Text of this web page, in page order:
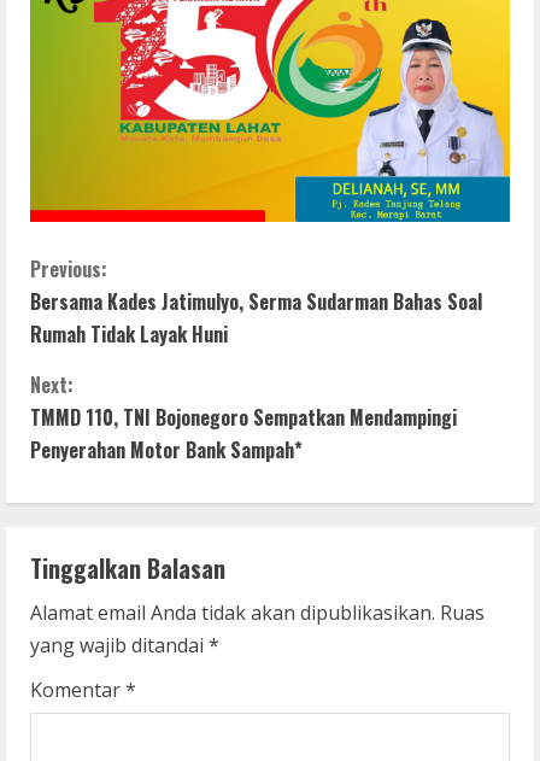
C
o
n
t
u
e
R
e
Previous:
Bersama Kades Jatimulyo, Serma Sudarman Bahas Soal
Rumah Tidak Layak Huni
Next:
TMMD 110, TNI Bojonegoro Sempatkan Mendampingi
Penyerahan Motor Bank Sampah*
Tinggalkan Balasan
Alamat email Anda tidak akan dipublikasikan. Ruas
yang wajib ditandai *
Komentar*